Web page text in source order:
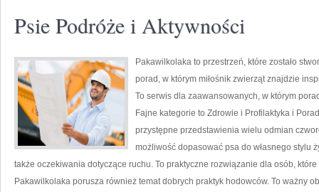
Psie Podróże i Aktywności
Pakawilkolaka to przestrzeń, które zostało
porad, w którym miłośnik zwierząt znajdzie
To serwis dla zaawansowanych, w którym
Fajne kategorie to Zdrowie i Profilaktyka i
przystępne przedstawienia wielu odmian
możliwość dopasować psa do własnego stylu
także oczekiwania dotyczące ruchu. To praktyczne rozwiązanie dla osób,
Pakawilkolaka porusza również temat dobrych praktyk hodowców. To ważny